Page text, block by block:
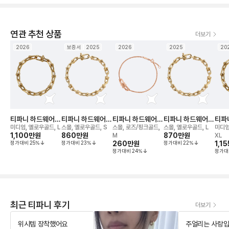
연관 추천 상품 더보기
2026
티파니 하드웨어
링크 브레이슬릿
미디엄, 옐로우골드, L
1,100만원
정가대비 25%
보증서 2025
티파니 하드웨어
링크 브레이슬릿
스몰, 옐로우골드, S
860만원
정가대비 23%
2026
티파니 하드웨어
더블 링크 브레이
슬릿
스몰, 로즈/핑크골드,
M
260만원
정가대비 24%
2025
티파니 하드웨어
링크 브레이슬릿
스몰, 옐로우골드, L
870만원
정가대비 22%
티파
링크
미디
XL
정가
최근 티파니 후기 더보기
위시템 장착했어요 주얼리는 사랑